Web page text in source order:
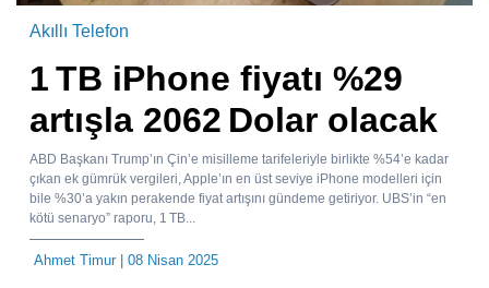
Akıllı Telefon
1 TB iPhone fiyatı %29
artışla 2062 Dolar olacak
ABD Başkanı Trump’ın Çin’e misilleme tarifeleriyle birlikte %54’e kadar
çıkan ek gümrük vergileri, Apple’ın en üst seviye iPhone modelleri için
bile %30’a yakın perakende fiyat artışını gündeme getiriyor. UBS’in “en
kötü senaryo” raporu, 1 TB...
Ahmet Timur| 08 Nisan 2025